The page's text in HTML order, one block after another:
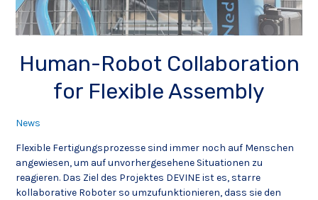
Human-Robot Collaboration
for Flexible Assembly
News
Flexible Fertigungsprozesse sind immer noch auf Menschen
angewiesen, um auf unvorhergesehene Situationen zu
reagieren. Das Ziel des Projektes DEVINE ist es, starre
kollaborative Roboter so umzufunktionieren, dass sie den